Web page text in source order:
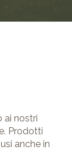
ai nostri
Prodotti
anche in